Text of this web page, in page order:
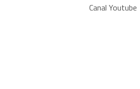
Canal Youtube